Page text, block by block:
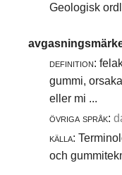
Geologisk
definition:
gummi,
eller mi ...
övriga språk:
källa:
och